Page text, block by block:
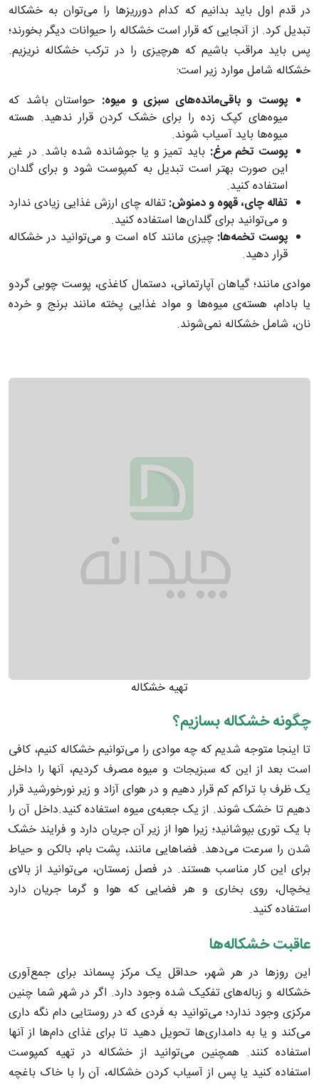
در قدم اول باید بدانیم که کدام دورریزها را می‌توان به خشکاله
تبدیل کرد. از آنجایی که قرار است خشکاله را حیوانات دیگر بخورند؛
پس باید مراقب باشیم که هرچیزی را در ترکب خشکاله نریزیم.
خشکاله شامل موارد زیر است:
پوست و باقی‌مانده‌های سبزی و میوه: حواستان باشد که
میوه‌های کپک زده را برای خشک کردن قرار ندهید. هسته
میوه‌ها باید آسیاب شوند.
پوست تخم مرغ: باید تمیز و یا جوشانده شده باشد. در غیر
این صورت بهتر است تبدیل به کمپوست شود و برای گلدان
استفاده کنید.
تفاله چای، قهوه و دمنوش:تفاله چای ارزش غذایی زیادی ندارد
و می‌توانید برای گلدان‌ها استفاده کنید.
پوست تخمه‌ها:چیزی مانند کاه است و می‌توانید در خشکاله
قرار دهید.
موادی مانند؛ گیاهان آپارتمانی، دستمال کاغذی، پوست چوبی گردو
یا بادام، هسته‌ی میوه‌ها و مواد غذایی پخته مانند برنج و خرده
نان، شامل خشکاله نمی‌شوند.
تهیه خشکاله
چگونه خشکاله بسازیم؟
تا اینجا متوجه شدیم که چه موادی را می‌توانیم خشکاله کنیم، کافی
است بعد از این که سبزیجات و میوه مصرف کردیم، آنها را داخل
یک ظرف با تراکم کم قرار دهیم و در هوای آزاد و زیر نورخورشید قرار
دهیم تا خشک شوند. از یک جعبه‌ی میوه استفاده کنید.داخل آن را
با یک توری بپوشانید؛ زیرا هوا از زیر آن جریان دارد و فرایند خشک
شدن را سرعت می‌دهد. فضاهایی مانند، پشت بام، بالکن و حیاط
برای این کار مناسب هستند. در فصل زمستان، می‌توانید از بالای
یخچال، روی بخاری و هر فضایی که هوا و گرما جریان دارد
استفاده کنید.
عاقبت خشکاله‌ها
این روزها در هر شهر، حداقل یک مرکز پسماند برای جمع‌آوری
خشکاله و زباله‌های تفکیک شده وجود دارد. اگر در شهر شما چنین
مرکزی وجود ندارد؛ می‌توانید به فردی که در روستایی دام نگه داری
می‌کند و یا به دامداری‌ها تحویل دهید تا برای غذای دام‌ها از آنها
استفاده کنند. همچنین می‌توانید از خشکاله در تهیه کمپوست
استفاده کنید یا پس از آسیاب کردن خشکاله، آن را با خاک باغچه